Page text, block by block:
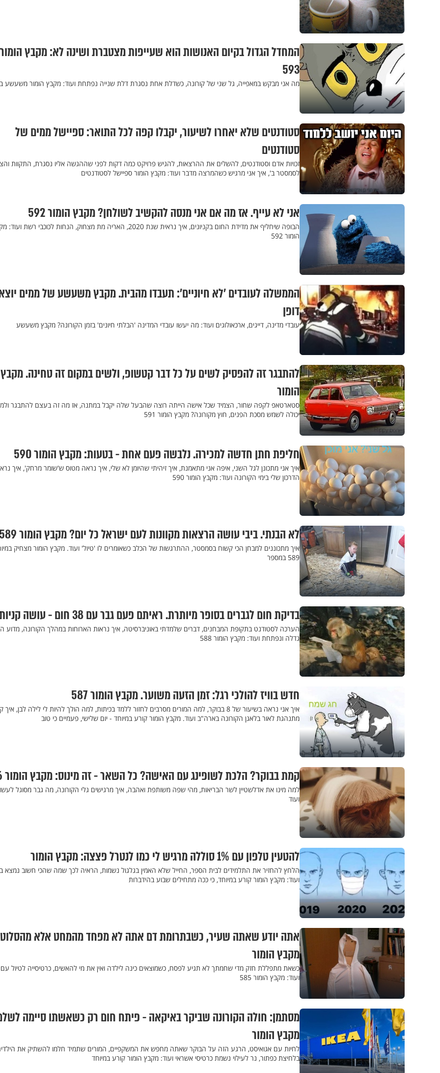
המחדל הגדול בקיום האנושות הוא שעייפות מצטברת ושינה לא: מקבץ הומור
593
מה אני מבקש במאפייה, גל שני של קורונה, כשדלת אחת נסגרת דלת שנייה נפתחת ועוד: מקבץ הומור משעשע
סטודנטים שלא יאחרו לשיעור, יקבלו קפה לכל התואר: ספיישל ממים של
סטודנטים
זכויות אדם וסטודנטים, להשלים את ההרצאות, להגיש פרויקט כמה דקות לפני שההגשה אליו נסגרת, התקוות
לסמסטר ב', איך אני מרגיש כשהמרצה מדבר ועוד: מקבץ הומור ספיישל לסטודנטים
אני לא עייף. אז מה אם אני מנסה להקשיב לשולחן? מקבץ הומור 592
הבופה שיחליף את מדידת החום בקניונים, איך נראית שנת 2020, האריה מת מצחוק, הנחות לכוכבי רשת
הומור 592
הממשלה לעובדים 'לא חיוניים': תעבדו מהבית. מקבץ משעשע של ממים
דופן
עובדי מדינה, דייגים, ארכאולוגים ועוד: מה יעשו עובדי המדינה 'הבלתי חיונים' בזמן הקורונה? מקבץ משעשע
להתבגר זה להפסיק לשים על כל דבר קטשופ, ולשים במקום זה טחינה. מקבץ
הומור
סטארטאפ לקפה שחור, הצמיד שכל אישה הייתה רוצה שהבעל שלה יקבל במתנה, אז מה זה בעצם להתבגר
יכולה לשמש מסכת הפנים, חוץ מקורונה? מקבץ הומור 591
חליפת חתן חדשה למכירה. נלבשה פעם אחת - בטעות: מקבץ הומור 590
איך אני מתכונן לגל השני, איפה אני מתאמנת, איך זיהיתי שהיומן לא שלי, איך נראה מטוס ש'שומר מרחק', איך
הדרכון שלי בימי הקורונה ועוד: מקבץ הומור 590
לא הבנתי. ביבי עושה הרצאות מקוונות לעם ישראל כל יום? מקבץ הומור 589
איך מתכוננים למבחן הכי קשוח בסמסטר, ההתרגשות של הכלב כשאומרים לו 'טיול' ועוד. מקבץ הומור מצחיק
589 במספר
בדיקת חום לגברים בסופר מיותרת. ראיתם פעם גבר עם 38 חום - עושה קניות?
הערכה לסטודנט בתקופת המבחנים, דברים שלמדתי באוניברסיטה, איך נראות הארוחות במהלך הקורונה, מדוע
גדלה ונפתחת ועוד: מקבץ הומור 588
חדש בוויז להולכי רגל: זמן הזעה משוער. מקבץ הומור 587
איך אני נראה בשיעור של 8 בבוקר, למה המורים מסרבים לחזור ללמד בכיתות, למה הולך להיות לי לילה לבן,
מתנהגת לאור בלאגן הקורונה בארה"ב ועוד. מקבץ הומור קורע במיוחד - יום שלישי, פעמיים כי טוב
קמת בבוקר? הלכת לשופינג עם האישה? כל השאר - זה מינוס: מקבץ הומור 586
למה מינו את אדלשטיין לשר הבריאות, מהי שפה משותפת ואהבה, איך מרגישים גלי הקורונה, מה גבר מסוגל
ועוד
להטעין טלפון עם 1% סוללה מרגיש לי כמו לנטרל פצצה: מקבץ הומור
הלחץ להחזיר את התלמידים לבית הספר, החייל שלא האמין בגלגול נשמות, הראיה לכך שמה שהכי חשוב נמצא
ועוד: מקבץ הומור קורע במיוחד, כי ככה מתחילים שבוע בהידברות
אתה יודע שאתה שעיר, כשבתרומת דם אתה לא מפחד מהמחט אלא
מקבץ הומור
כשאת מתפללת חזק מדי שחמתך לא תגיע לפסח, כשמוצאים כינה לילדה ואין את מי להאשים, כרטיסייה לטיול
ועוד: מקבץ הומור 585
מסתמן: חולה הקורונה שביקר באיקאה - פיתח חום רק כשאשתו סיימה
מקבץ הומור
לחיות עם אגואיסט, הרגע הזה על הבוקר שאתה מחפש את המשקפיים, המורים שתמיד חלמו להשתיק את
בלחיצת כפתור, נר לעילוי נשמת כרטיסי אשראי ועוד: מקבץ הומור קורע במיוחד